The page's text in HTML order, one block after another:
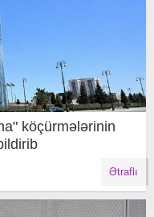
köçürmələrinin
Ətraflı